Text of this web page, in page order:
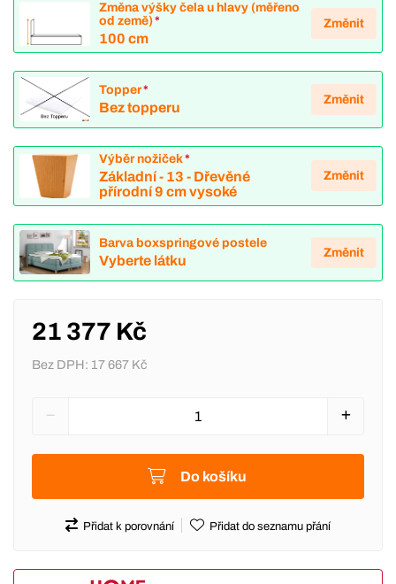
Změna výšky čela u hlavy (měřeno
od země)*
100 cm
Změnit
Topper*
Bez topperu
Změnit
Výběr nožiček*
Základní - 13 - Dřevěné
přírodní 9 cm vysoké
Změnit
Barva boxspringové postele
Vyberte látku
Změnit
21 377 Kč
Bez DPH: 17 667 Kč
Do košíku
Přidat k porovnání Přidat do seznamu přání